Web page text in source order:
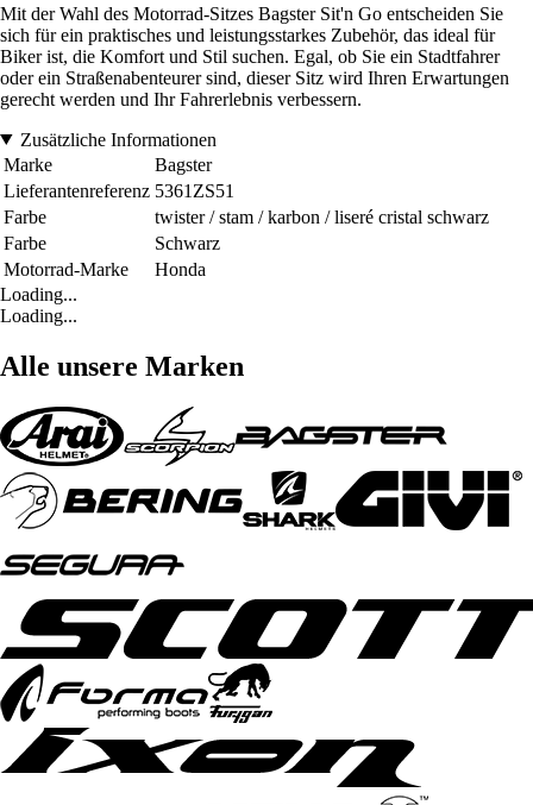
Mit der Wahl des Motorrad-Sitzes Bagster Sit'n Go entscheiden Sie
sich für ein praktisches und leistungsstarkes Zubehör, das ideal für
Biker ist, die Komfort und Stil suchen. Egal, ob Sie ein Stadtfahrer
oder ein Straßenabenteurer sind, dieser Sitz wird Ihren Erwartungen
gerecht werden und Ihr Fahrerlebnis verbessern.
Zusätzliche Informationen
Marke
Bagster
Lieferantenreferenz 5361ZS51
Farbe
twister / stam / karbon / liseré cristal schwarz
Farbe
Schwarz
Motorrad-Marke
Honda
Loading...
Loading...
Alle unsere Marken